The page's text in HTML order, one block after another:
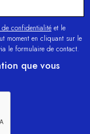
confidentialité et le
moment en cliquant sur le
le formulaire de contact.
que vous